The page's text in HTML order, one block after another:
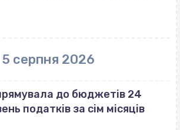
5 серпня 2026
до бюджетів 24
податків за сім місяців